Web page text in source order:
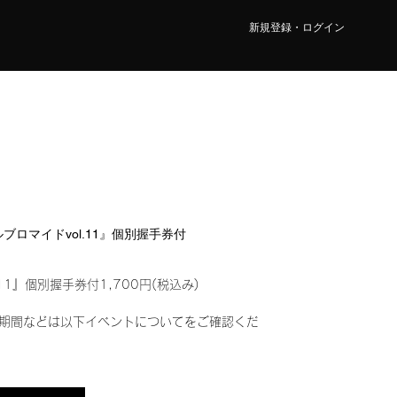
新規登録・ログイン
ロマイドvol.11』個別握手券付
』個別握手券付1,700円(税込み)
間などは以下イベントについてをご確認くだ